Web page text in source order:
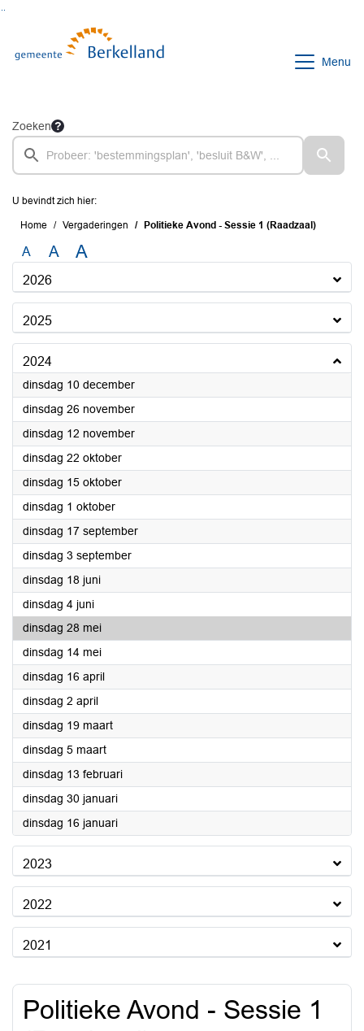
Menu
Zoeken
U bevindt zich hier:
Home Vergaderingen Politieke Avond - Sessie 1 (Raadzaal)
A A A
2026
2025
2024
dinsdag 10 december2024
dinsdag 26 november2024
dinsdag 12 november2024
dinsdag 22 oktober2024
dinsdag 15 oktober2024
dinsdag 1 oktober2024
dinsdag 17 september2024
dinsdag 3 september2024
dinsdag 18 juni2024
dinsdag 4 juni2024
dinsdag 28 mei2024
dinsdag 14 mei2024
dinsdag 16 april2024
dinsdag 2 april2024
dinsdag 19 maart2024
dinsdag 5 maart2024
dinsdag 13 februari2024
dinsdag 30 januari2024
dinsdag 16 januari2024
2023
2022
2021
Politieke Avond - Sessie 1